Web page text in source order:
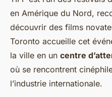
en Amérique du Nord,
découvrir des films
Toronto accueille cet
la ville en un centre
où se rencontrent
l’industrie internationale.